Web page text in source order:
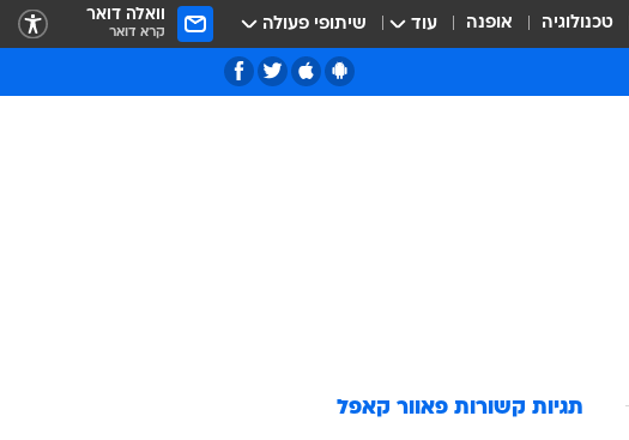
טכנולוגיה אופנה עוד שיתופי פעולה וואלה דואר
קרא דואר
תגיות קשורות פאוור קאפל